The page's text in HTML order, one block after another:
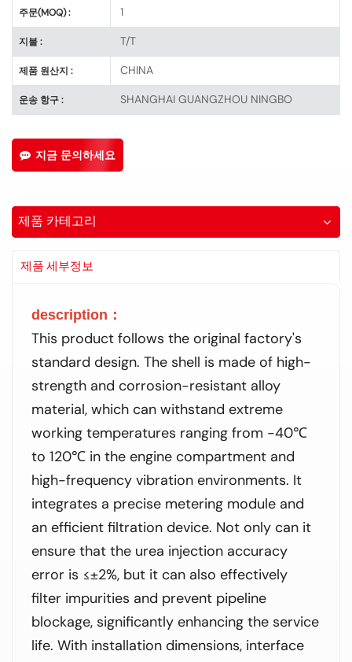
주문(MOQ) : 1
지불 : T/T
제품 원산지 : CHINA
운송 항구 : SHANGHAI GUANGZHOU NINGBO
지금 문의하세요
제품 카테고리
제품 세부정보
description ：
This product follows the original factory's
standard design. The shell is made of high-
strength and corrosion-resistant alloy
material, which can withstand extreme
working temperatures ranging from -40℃
to 120℃ in the engine compartment and
high-frequency vibration environments. It
integrates a precise metering module and
an efficient filtration device. Not only can it
ensure that the urea injection accuracy
error is ≤±2%, but it can also effectively
filter impurities and prevent pipeline
blockage, significantly enhancing the service
life. With installation dimensions, interface